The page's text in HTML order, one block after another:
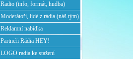
Radio (info, formát, hudba)
Moderátoři, lidé z rádia (náš tým)
Reklamní nabídka
Partneři Rádia HEY!
LOGO radia ke stažení